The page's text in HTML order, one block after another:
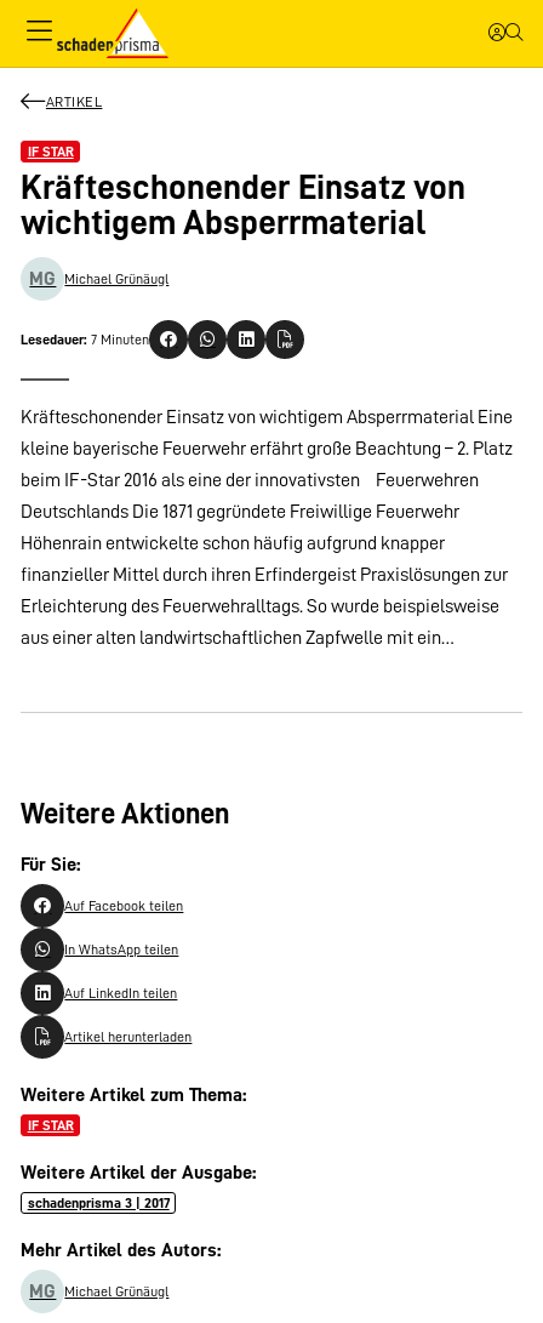
ARTIKEL
IF STAR
Kräfteschonender Einsatz von
wichtigem Absperrmaterial
MG Michael Grünäugl
Lesedauer: 7 Minuten
Kräfteschonender Einsatz von wichtigem Absperrmaterial Eine
kleine bayerische Feuerwehr erfährt große Beachtung – 2. Platz
beim IF-Star 2016 als eine der innovativsten Feuerwehren
Deutschlands Die 1871 gegründete Freiwillige Feuerwehr
Höhenrain entwickelte schon häufig aufgrund knapper
finanzieller Mittel durch ihren Erfindergeist Praxislösungen zur
Erleichterung des Feuerwehralltags. So wurde beispielsweise
aus einer alten landwirtschaftlichen Zapfwelle mit ein…
Weitere Aktionen
Für Sie:
Auf Facebook teilen
In WhatsApp teilen
Auf LinkedIn teilen
Artikel herunterladen
Weitere Artikel zum Thema:
IF STAR
Weitere Artikel der Ausgabe:
schadenprisma 3 | 2017
Mehr Artikel des Autors:
MG Michael Grünäugl